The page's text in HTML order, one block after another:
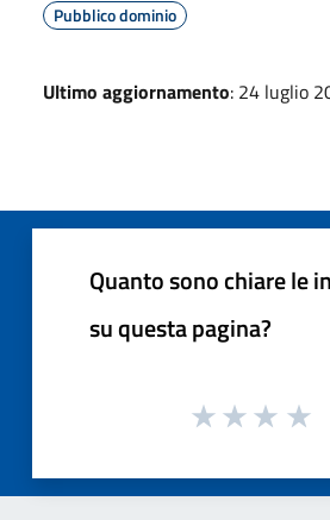
Pubblico dominio
Ultimo aggiornamento: 24 luglio
Quanto sono chiare le
su questa pagina?